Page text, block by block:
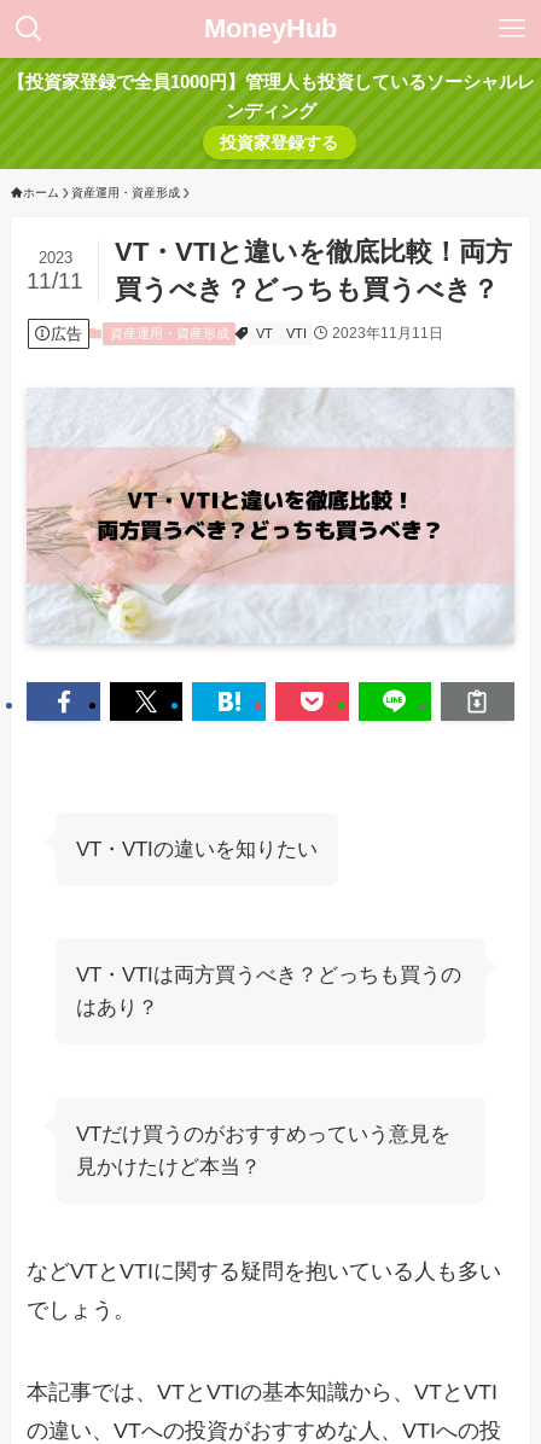
MoneyHub
【投資家登録で全員1000円】管理人も投資しているソーシャルレ
ンディング
投資家登録する
ホーム 資産運用・資産形成
VT・VTIと違いを徹底比較！両方
買うべき？どっちも買うべき？
2023
11/11
広告 資産運用・資産形成 VT VTI 2023年11月11日
VT・VTIの違いを知りたい
VT・VTIは両方買うべき？どっちも買うの
はあり？
VTだけ買うのがおすすめっていう意見を
見かけたけど本当？
などVTとVTIに関する疑問を抱いている人も多い
でしょう。
本記事では、VTとVTIの基本知識から、VTとVTI
の違い、VTへの投資がおすすめな人、VTIへの投